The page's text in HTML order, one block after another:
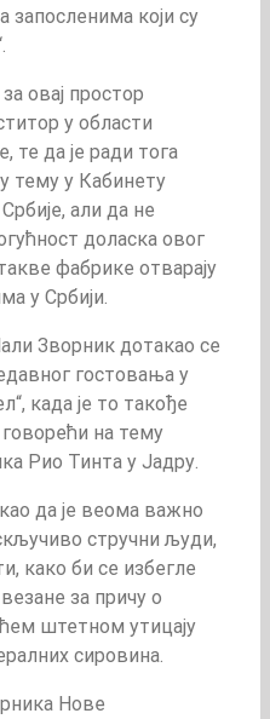
запосленима који су
овај простор
у области
те да је ради тога
тему у Кабинету
али да не
доласка овог
фабрике отварају
у Србији.
Зворник дотакао се
гостовања у
када је то такође
на тему
Рио Тинта у Јадру.
да је веома важно
стручни људи,
како би се избегле
за причу о
штетном утицају
сировина.
Нове